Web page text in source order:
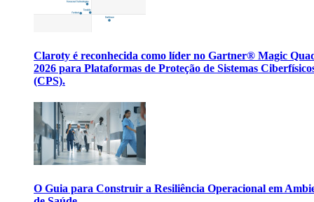
Claroty é reconhecida como líder no Gartner® Magic
2026 para Plataformas de Proteção de Sistemas
(CPS).
O Guia para Construir a Resiliência Operacional em